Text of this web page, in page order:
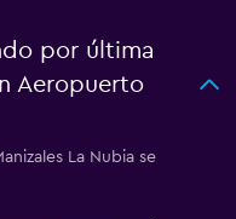
por última
Aeropuerto
La Nubia se